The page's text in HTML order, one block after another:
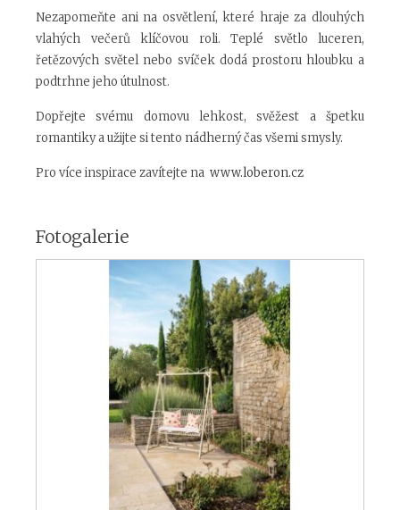
Nezapomeňte ani na osvětlení, které hraje za dlouhých
vlahých večerů klíčovou roli. Teplé světlo luceren,
řetězových světel nebo svíček dodá prostoru hloubku a
podtrhne jeho útulnost.
Dopřejte svému domovu lehkost, svěžest a špetku
romantiky a užijte si tento nádherný čas všemi smysly.
Pro více inspirace zavítejte na www.loberon.cz
Fotogalerie